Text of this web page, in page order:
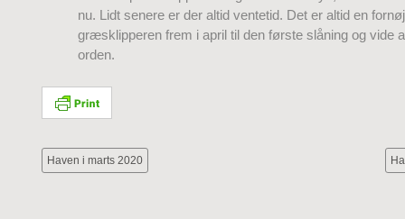
nu. Lidt senere er der altid ventetid. Det er altid en
græsklipperen frem i april til den første slåning og vide
orden.
Haven i marts 2020